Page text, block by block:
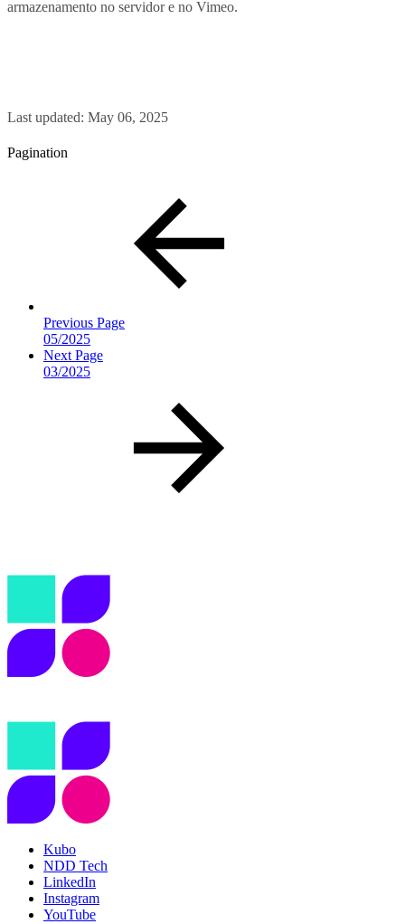
armazenamento no servidor e no Vimeo.
Last updated: May 06, 2025
Pagination
Previous Page
05/2025
Next Page
03/2025
Kubo
NDD Tech
LinkedIn
Instagram
YouTube